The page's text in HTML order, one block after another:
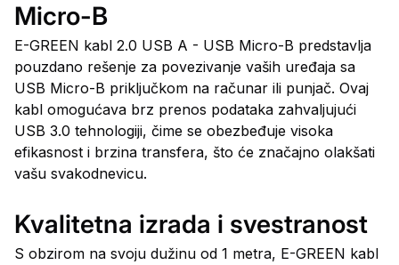
Micro-B
E-GREEN kabl 2.0 USB A - USB Micro-B predstavlja
pouzdano rešenje za povezivanje vaših uređaja sa
USB Micro-B priključkom na računar ili punjač. Ovaj
kabl omogućava brz prenos podataka zahvaljujući
USB 3.0 tehnologiji, čime se obezbeđuje visoka
efikasnost i brzina transfera, što će značajno olakšati
vašu svakodnevicu.
Kvalitetna izrada i svestranost
S obzirom na svoju dužinu od 1 metra, E-GREEN kabl